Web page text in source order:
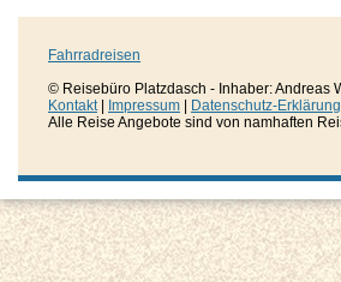
Fahrradreisen
© Reisebüro Platzdasch - Inhaber: Andreas
Kontakt| Impressum
Datenschutz-Erklärung
Alle Reise Angebote sind von namhaften